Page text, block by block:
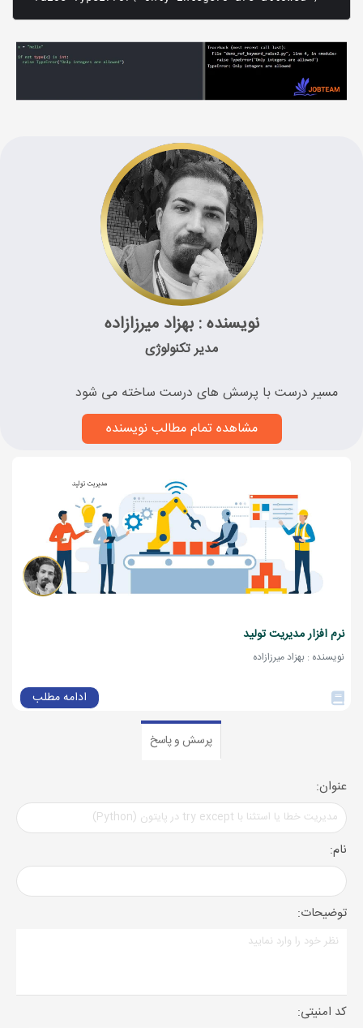
نویسنده : بهزاد میرزازاده
مدیر تکنولوژی
مسیر درست با پرسش های درست ساخته می شود
مشاهده تمام مطالب نویسنده
نرم افزار مدیریت تولید
نویسنده : بهزاد میرزازاده
ادامه مطلب
پرسش و پاسخ
عنوان:
نام:
توضیحات:
کد امنیتی: